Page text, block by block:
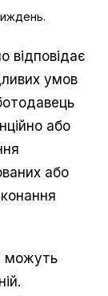
відповідає
умов
або
або
можуть